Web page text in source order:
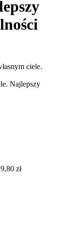
Najlepszy
zł